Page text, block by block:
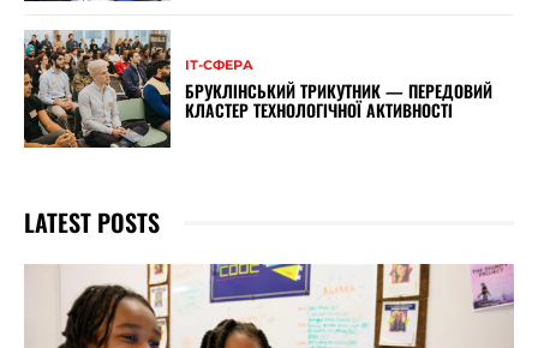
ІТ-СФЕРА
БРУКЛІНСЬКИЙ ТРИКУТНИК — ПЕРЕДОВИЙ
КЛАСТЕР ТЕХНОЛОГІЧНОЇ АКТИВНОСТІ
LATEST POSTS